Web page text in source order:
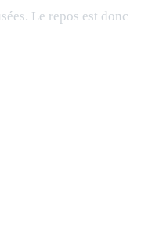
Le repos est donc